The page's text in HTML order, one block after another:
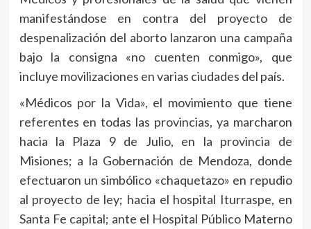
manifestándose en contra del proyecto de
despenalización del aborto lanzaron una campaña
bajo la consigna «no cuenten conmigo», que
incluye movilizaciones en varias ciudades del país.
«Médicos por la Vida», el movimiento que tiene
referentes en todas las provincias, ya marcharon
hacia la Plaza 9 de Julio, en la provincia de
Misiones; a la Gobernación de Mendoza, donde
efectuaron un simbólico «chaquetazo» en repudio
al proyecto de ley; hacia el hospital Iturraspe, en
Santa Fe capital; ante el Hospital Público Materno